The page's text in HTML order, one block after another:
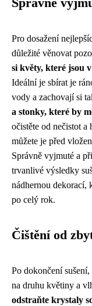
Správné
Pro dosažení
důležité věnovat
si květy, které jsou
Ideální je sbírat je
vody a zachovají si
a stonky, které by
očistěte od nečistot
můžete je před
Správně vyjmuté a
trvanlivé výsledky
nádhernou dekorací,
po celý rok.
Čištění od
Po dokončení
na druhu květiny a
odstraňte krystaly